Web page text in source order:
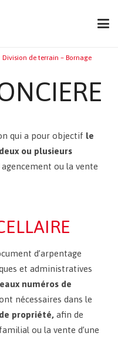
Division de terrain – Bornage
qui a pour objectif le
ou plusieurs
ou la vente
d’arpentage
et administratives
numéros de
nécessaires dans le
propriété,afin de
ou la vente d’une